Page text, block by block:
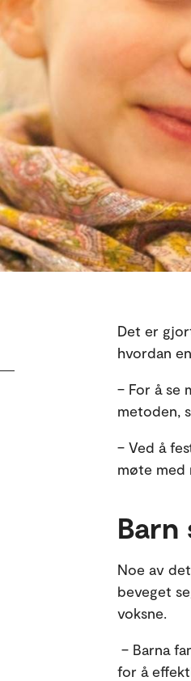
Det er
hvordan
– For å se
metoden,
– Ved å
møte med
Barn
Noe av
beveget
voksne.
– Barna
for å